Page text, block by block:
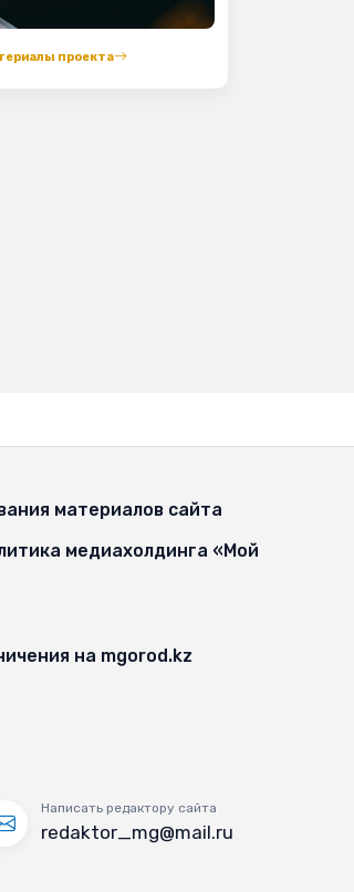
проекта
материалов сайта
медиахолдинга «Мой
на mgorod.kz
Написать редактору сайта
redaktor_mg@mail.ru